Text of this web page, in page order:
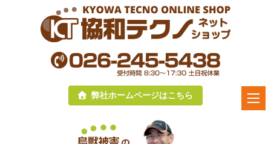
弊社ホームページはこちら